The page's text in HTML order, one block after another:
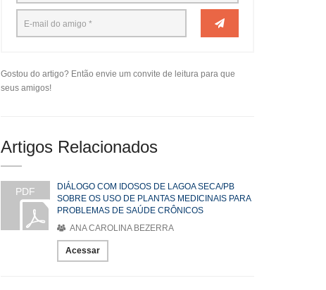
Gostou do artigo? Então envie um convite de leitura para que
seus amigos!
Artigos Relacionados
PDF
DIÁLOGO COM IDOSOS DE LAGOA SECA/PB
SOBRE OS USO DE PLANTAS MEDICINAIS PARA
PROBLEMAS DE SAÚDE CRÔNICOS
ANA CAROLINA BEZERRA
Acessar